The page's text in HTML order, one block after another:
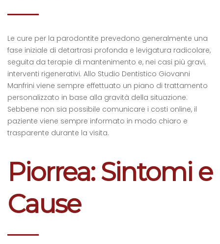
Le cure per la parodontite prevedono generalmente una
fase iniziale di detartrasi profonda e levigatura radicolare,
seguita da terapie di mantenimento e, nei casi più gravi,
interventi rigenerativi. Allo Studio Dentistico Giovanni
Manfrini viene sempre effettuato un piano di trattamento
personalizzato in base alla gravità della situazione.
Sebbene non sia possibile comunicare i costi online, il
paziente viene sempre informato in modo chiaro e
trasparente durante la visita.
Piorrea: Sintomi e
Cause